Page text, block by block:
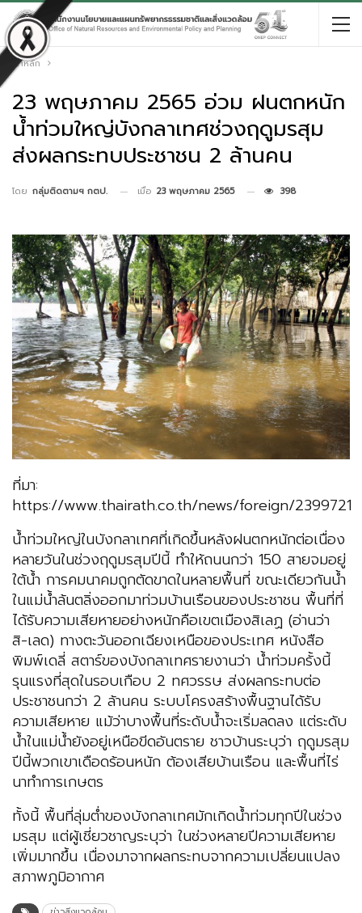
หน้าหลัก
23 พฤษภาคม 2565 อ่วม ฝนตกหนัก
น้ำท่วมใหญ่บังกลาเทศช่วงฤดูมรสุม
ส่งผลกระทบประชาชน 2 ล้านคน
โดย กลุ่มติดตามฯ กตป. เมื่อ 23 พฤษภาคม 2565 398
ที่มา:
https://www.thairath.co.th/news/foreign/2399721
น้ำท่วมใหญ่ในบังกลาเทศที่เกิดขึ้นหลังฝนตกหนักต่อเนื่อง
หลายวันในช่วงฤดูมรสุมปีนี้ ทำให้ถนนกว่า 150 สายจมอยู่
ใต้น้ำ การคมนาคมถูกตัดขาดในหลายพื้นที่ ขณะเดียวกันน้ำ
ในแม่น้ำล้นตลิ่งออกมาท่วมบ้านเรือนของประชาชน พื้นที่ที่
ได้รับความเสียหายอย่างหนักคือเขตเมืองสิเลฏ (อ่านว่า
สิ-เลด) ทางตะวันออกเฉียงเหนือของประเทศ หนังสือ
พิมพ์เดลี่ สตาร์ของบังกลาเทศรายงานว่า น้ำท่วมครั้งนี้
รุนแรงที่สุดในรอบเกือบ 2 ทศวรรษ ส่งผลกระทบต่อ
ประชาชนกว่า 2 ล้านคน ระบบโครงสร้างพื้นฐานได้รับ
ความเสียหาย แม้ว่าบางพื้นที่ระดับน้ำจะเริ่มลดลง แต่ระดับ
น้ำในแม่น้ำยังอยู่เหนือขีดอันตราย ชาวบ้านระบุว่า ฤดูมรสุม
ปีนี้พวกเขาเดือดร้อนหนัก ต้องเสียบ้านเรือน และพื้นที่ไร่
นาทำการเกษตร
ทั้งนี้ พื้นที่ลุ่มต่ำของบังกลาเทศมักเกิดน้ำท่วมทุกปีในช่วง
มรสุม แต่ผู้เชี่ยวชาญระบุว่า ในช่วงหลายปีความเสียหาย
เพิ่มมากขึ้น เนื่องมาจากผลกระทบจากความเปลี่ยนแปลง
สภาพภูมิอากาศ